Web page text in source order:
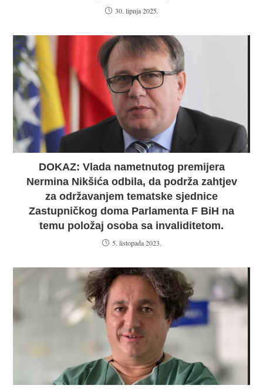
30. lipnja 2025.
DOKAZ: Vlada nametnutog premijera
Nermina Nikšića odbila, da podrža zahtjev
za održavanjem tematske sjednice
Zastupničkog doma Parlamenta F BiH na
temu položaj osoba sa invaliditetom.
5. listopada 2023.